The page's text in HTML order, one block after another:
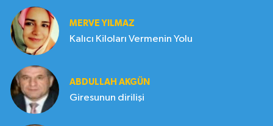
MERVE YILMAZ
Kalıcı Kiloları Vermenin Yolu
ABDULLAH AKGÜN
Giresunun dirilişi